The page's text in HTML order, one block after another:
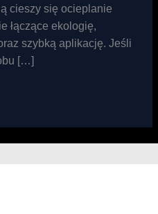
cieszy się ocieplanie
łączące ekologię,
szybką aplikację. Jeśli
[…]